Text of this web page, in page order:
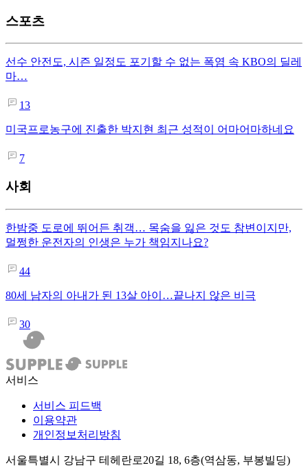
스포츠
선수 안전도, 시즌 일정도 포기할 수 없는 폭염 속 KBO의 딜레
마…
13
미국프로농구에 진출한 박지현 최근 성적이 어마어마하네요
7
사회
한밤중 도로에 뛰어든 취객… 목숨을 잃은 것도 참변이지만,
멀쩡한 운전자의 인생은 누가 책임지나요?
44
80세 남자의 아내가 된 13살 아이…끝나지 않은 비극
30
서비스
서비스 피드백
이용약관
개인정보처리방침
서울특별시 강남구 테헤란로20길 18, 6층(역삼동, 부봉빌딩)